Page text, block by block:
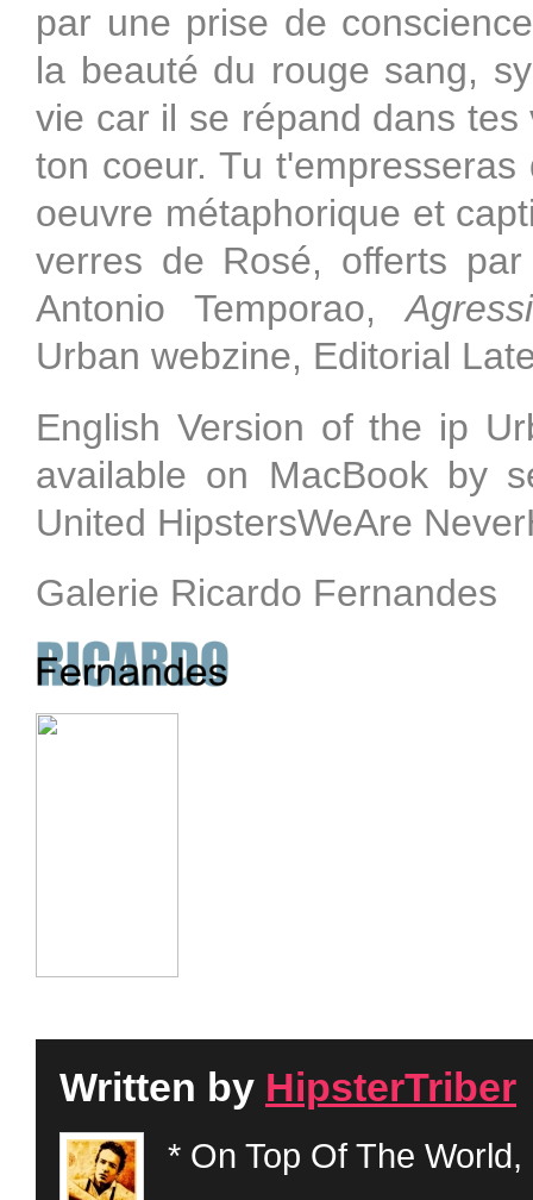
par une prise de
la beauté du rouge sang,
vie car il se répand dans
ton coeur. Tu
oeuvre métaphorique et
verres de Rosé, offerts
Antonio Temporao,
Urban webzine, Editorial
English Version of the ip
available on MacBook by
United HipstersWeAre
Galerie Ricardo Fernandes
Written by HipsterTriber
* On Top Of The